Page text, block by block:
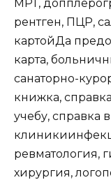
МРТ,
рентген, ПЦР,
картойДа
карта,
санаторно-
книжка,
учебу, справка
клиники
ревматология,
хирургия,